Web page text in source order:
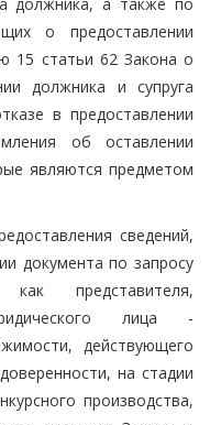
о предоставлении
15 статьи 62 Закона о
должника и супруга
в предоставлении
об оставлении
являются предметом
сведений,
документа по запросу
представителя,
лица -
действующего
на стадии
производства,